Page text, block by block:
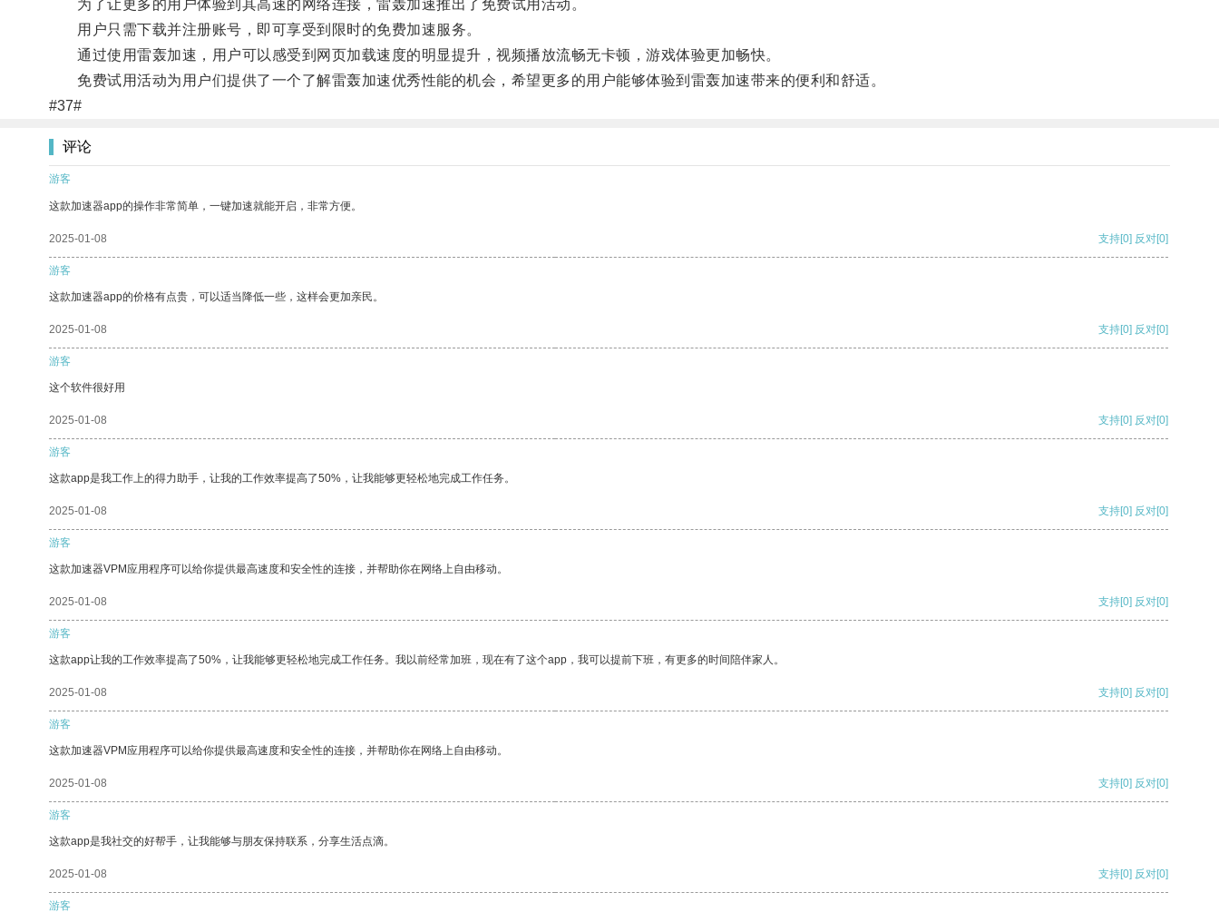
为了让更多的用户体验到其高速的网络连接，雷轰加速推出了免费试用活动。
用户只需下载并注册账号，即可享受到限时的免费加速服务。
通过使用雷轰加速，用户可以感受到网页加载速度的明显提升，视频播放流畅无卡顿，游戏体验更加畅快。
免费试用活动为用户们提供了一个了解雷轰加速优秀性能的机会，希望更多的用户能够体验到雷轰加速带来的便利和舒适。
#37#
评论
游客
这款加速器app的操作非常简单，一键加速就能开启，非常方便。
2025-01-08 支持[0] 反对[0]
游客
这款加速器app的价格有点贵，可以适当降低一些，这样会更加亲民。
2025-01-08 支持[0] 反对[0]
游客
这个软件很好用
2025-01-08 支持[0] 反对[0]
游客
这款app是我工作上的得力助手，让我的工作效率提高了50%，让我能够更轻松地完成工作任务。
2025-01-08 支持[0] 反对[0]
游客
这款加速器VPM应用程序可以给你提供最高速度和安全性的连接，并帮助你在网络上自由移动。
2025-01-08 支持[0] 反对[0]
游客
这款app让我的工作效率提高了50%，让我能够更轻松地完成工作任务。我以前经常加班，现在有了这个app，我可以提前下班，有更多的时间陪伴家人。
2025-01-08 支持[0] 反对[0]
游客
这款加速器VPM应用程序可以给你提供最高速度和安全性的连接，并帮助你在网络上自由移动。
2025-01-08 支持[0] 反对[0]
游客
这款app是我社交的好帮手，让我能够与朋友保持联系，分享生活点滴。
2025-01-08 支持[0] 反对[0]
游客